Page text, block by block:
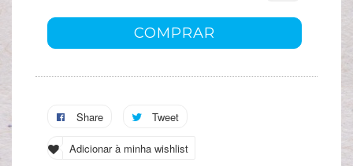
COMPRAR
Share Tweet
Adicionar à minha wishlist